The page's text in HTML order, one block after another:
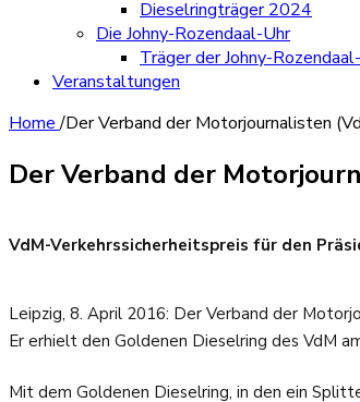
Dieselringträger 2024
Die Johny-Rozendaal-Uhr
Träger der Johny-
Veranstaltungen
Home/Der Verband der Motorjournalisten
Der Verband der
VdM-Verkehrssicherheitspreis für den
Leipzig, 8. April 2016: Der Verband der
Er erhielt den Goldenen Dieselring des VdM
Mit dem Goldenen Dieselring, in den ein